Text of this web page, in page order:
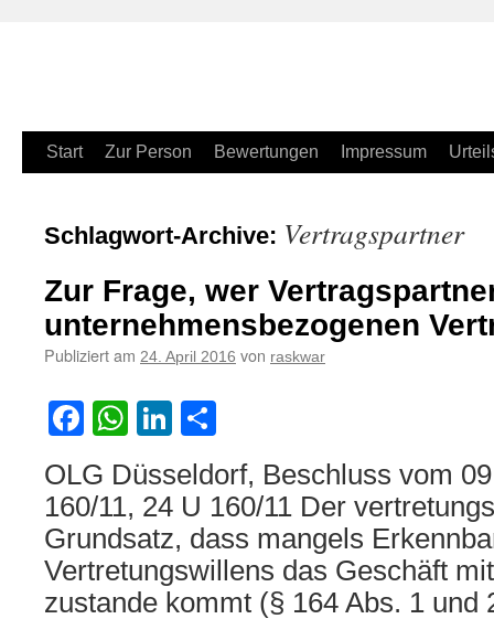
Zum
springen
Start Zur Person Bewertungen Impressum
Schlagwort-Archive: Vertragspartner
Zur Frage, wer
unternehmensbezogenen
Publiziert am 24. April 2016 von raskwar
Facebook
WhatsApp
LinkedIn
OLG Düsseldorf, Beschluss vom
160/11, 24 U 160/11 Der
Grundsatz, dass mangels
Vertretungswillens das Geschäft
zustande kommt (§ 164 Abs. 1 und